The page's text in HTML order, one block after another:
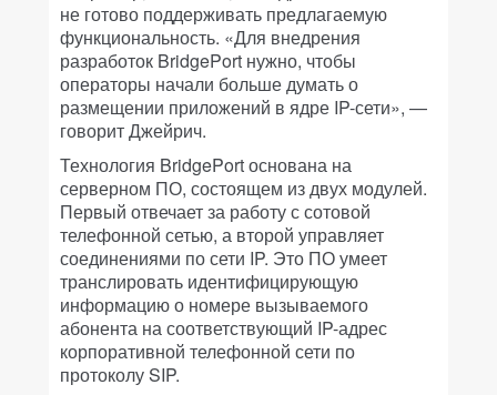
не готово поддерживать предлагаемую
функциональность. «Для внедрения
разработок BridgePort нужно, чтобы
операторы начали больше думать о
размещении приложений в ядре IP-сети», —
говорит Джейрич.
Технология BridgePort основана на
серверном ПО, состоящем из двух модулей.
Первый отвечает за работу с сотовой
телефонной сетью, а второй управляет
соединениями по сети IP. Это ПО умеет
транслировать идентифицирующую
информацию о номере вызываемого
абонента на соответствующий IP-адрес
корпоративной телефонной сети по
протоколу SIP.